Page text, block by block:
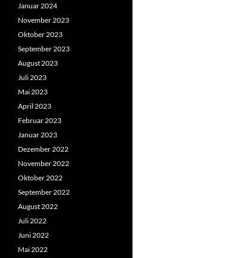
Januar 2024
November 2023
Oktober 2023
September 2023
August 2023
Juli 2023
Mai 2023
April 2023
Februar 2023
Januar 2023
Dezember 2022
November 2022
Oktober 2022
September 2022
August 2022
Juli 2022
Juni 2022
Mai 2022